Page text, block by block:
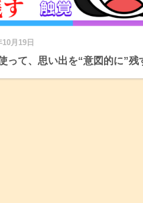
月19日
って、思い出を“意図的に”残